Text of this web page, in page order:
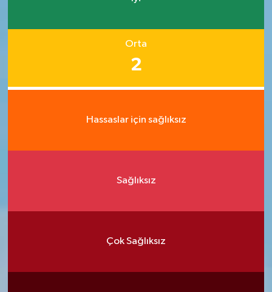
Orta
2
Hassaslar için sağlıksız
Sağlıksız
Çok Sağlıksız